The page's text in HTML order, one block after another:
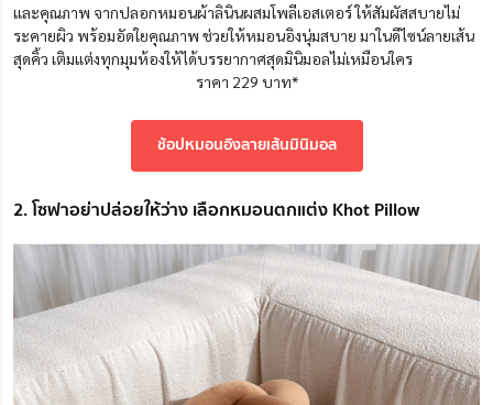
และคุณภาพ จากปลอกหมอนผ้าลินินผสมโพลีเอสเตอร์ ให้สัมผัสสบายไม่
ระคายผิว พร้อมอัดใยคุณภาพ ช่วยให้หมอนอิงนุ่มสบาย มาในดีไซน์ลายเส้น
สุดคิ้ว เติมแต่งทุกมุมห้องให้ได้บรรยากาศสุดมินิมอลไม่เหมือนใคร
ราคา 229 บาท*
ช้อปหมอนอิงลายเส้นมินิมอล
2. โซฟาอย่าปล่อยให้ว่าง เลือกหมอนตกแต่ง Khot Pillow